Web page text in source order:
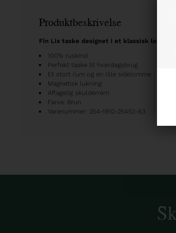
Produktbeskrivelse
Fin Lix taske designet i et klassisk look
100% ruskind
Perfekt taske til hverdagsbrug
Et stort rum og en lille sidelomme
Magnetisk lukning
Aftagelig skulderrem
Farve: Brun
Varenummer: 254-1910-25453-63